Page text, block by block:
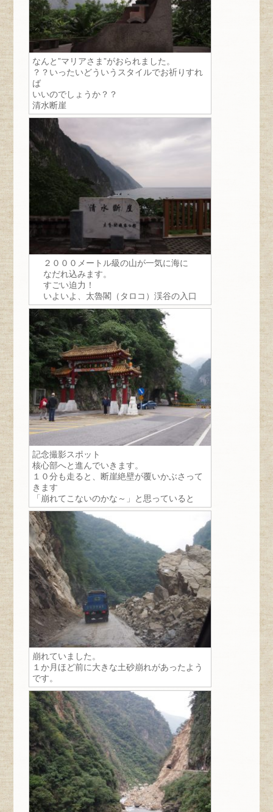
なんと”マリアさま”がおられました。
？？いったいどういうスタイルでお祈りすれ
ば
いいのでしょうか？？
清水断崖
２０００メートル級の山が一気に海に
なだれ込みます。
すごい迫力！
いよいよ、太魯閣（タロコ）渓谷の入口
記念撮影スポット
核心部へと進んでいきます。
１０分も走ると、断崖絶壁が覆いかぶさって
きます
「崩れてこないのかな～」と思っていると
崩れていました。
１か月ほど前に大きな土砂崩れがあったよう
です。